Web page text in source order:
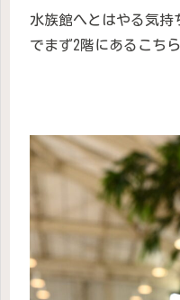
水族館へとはやる気持
でまず2階にあるこちら